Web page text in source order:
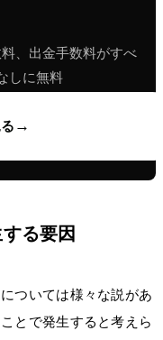
、出金手数料がすべ
しに無料
→
る要因
ついては様々な説があ
とで発生すると考えら